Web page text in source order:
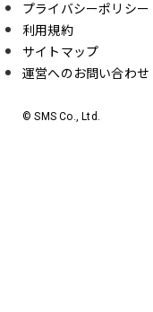
プライバシーポリシー
利用規約
サイトマップ
運営へのお問い合わせ
© SMS Co., Ltd.